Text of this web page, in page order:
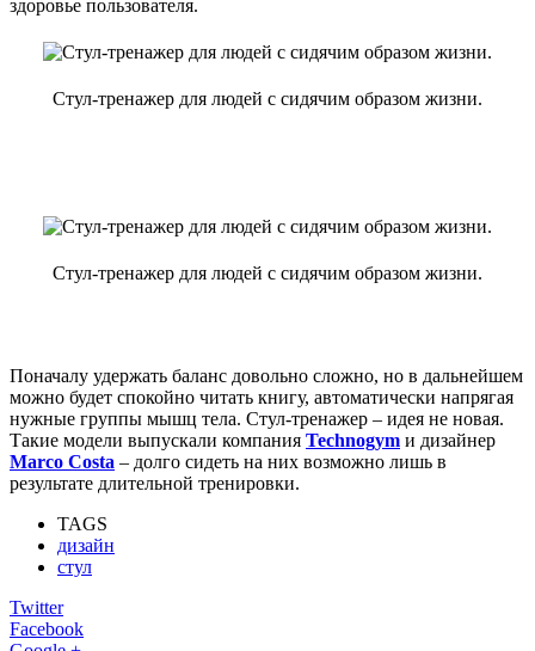
здоровье пользователя.
Стул-тренажер для людей с сидячим образом жизни.
Стул-тренажер для людей с сидячим образом жизни.
Поначалу удержать баланс довольно сложно, но в дальнейшем
можно будет спокойно читать книгу, автоматически напрягая
нужные группы мышц тела. Стул-тренажер – идея не новая.
Такие модели выпускали компания Technogym и дизайнер
Marco Costa – долго сидеть на них возможно лишь в
результате длительной тренировки.
TAGS
дизайн
стул
Twitter
Facebook